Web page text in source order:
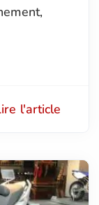
l'article